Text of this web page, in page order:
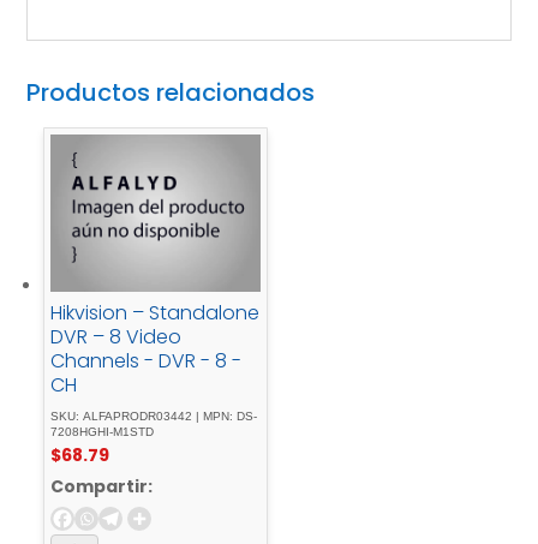
Productos relacionados
Hikvision – Standalone
DVR – 8 Video
Channels - DVR - 8 -
CH
SKU: ALFAPRODR03442 | MPN: DS-
7208HGHI-M1STD
$68.79
Compartir: